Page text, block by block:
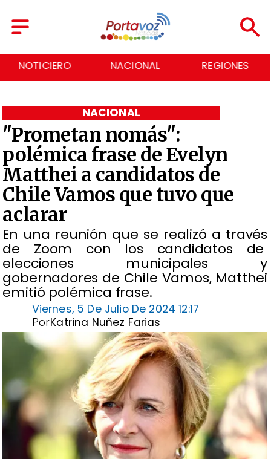
NACIONAL REGIONES ECONOMÍA
"Prometan nomás":
polémica frase de Evelyn
Matthei a candidatos de
Chile Vamos que tuvo que
aclarar
En una reunión que se realizó a través
de Zoom con los candidatos de
elecciones municipales y
gobernadores de Chile Vamos, Matthei
emitió polémica frase.
NACIONAL
Viernes, 5 De Julio De 2024 12:17
Katrina Nuñez Farias
Por